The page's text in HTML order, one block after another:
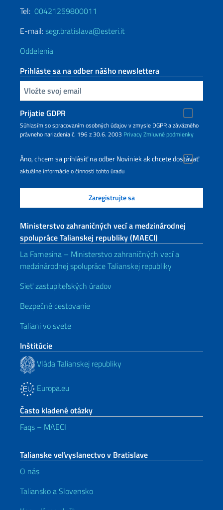
Tel: 00421259800011
E-mail:segr.bratislava@esteri.it
Oddelenia
Prihláste sa na odber nášho newslettera
Zadajte vašu emailovú adresu
Prijatie GDPR
Súhlasím so spracovaním osobných údajov v zmysle DGPR a záväzného
právneho nariadenia č. 196 z 30.6. 2003 PrivacyZmluvné podmienky
Áno, chcem sa prihlásiť na odber Noviniek ak chcete dostávať
aktuálne informácie o činnosti tohto úradu
Ministerstvo zahraničných vecí a medzinárodnej
spolupráce Talianskej republiky (MAECI)
La Farnesina – Ministerstvo zahraničných vecí a
medzinárodnej spolupráce Talianskej republiky
Sieť zastupiteľských úradov
Bezpečné cestovanie
Taliani vo svete
Inštitúcie
Vláda Talianskej republiky
Europa.eu
Často kladené otázky
Faqs – MAECI
Talianske veľvyslanectvo v Bratislave
O nás
Taliansko a Slovensko